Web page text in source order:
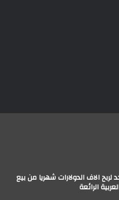
الاف الدولارات شهريا من بيع